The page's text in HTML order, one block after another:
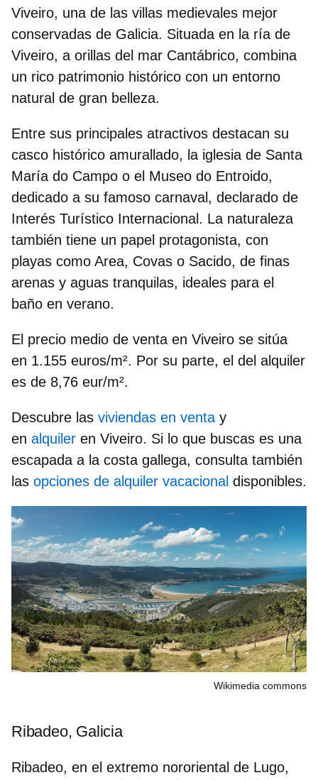
Viveiro, una de las villas medievales mejor
conservadas de Galicia. Situada en la ría de
Viveiro, a orillas del mar Cantábrico, combina
un rico patrimonio histórico con un entorno
natural de gran belleza.
Entre sus principales atractivos destacan su
casco histórico amurallado, la iglesia de Santa
María do Campo o el Museo do Entroido,
dedicado a su famoso carnaval, declarado de
Interés Turístico Internacional. La naturaleza
también tiene un papel protagonista, con
playas como Area, Covas o Sacido, de finas
arenas y aguas tranquilas, ideales para el
baño en verano.
El precio medio de venta en Viveiro se sitúa
en 1.155 euros/m². Por su parte, el del alquiler
es de 8,76 eur/m².
Descubre las viviendas en venta y
en alquiler en Viveiro. Si lo que buscas es una
escapada a la costa gallega, consulta también
las opciones de alquiler vacacional disponibles.
Wikimedia commons
Ribadeo, Galicia
Ribadeo, en el extremo nororiental de Lugo,